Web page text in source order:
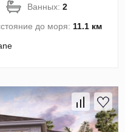
Ванных:2
до моря: 11.1 км